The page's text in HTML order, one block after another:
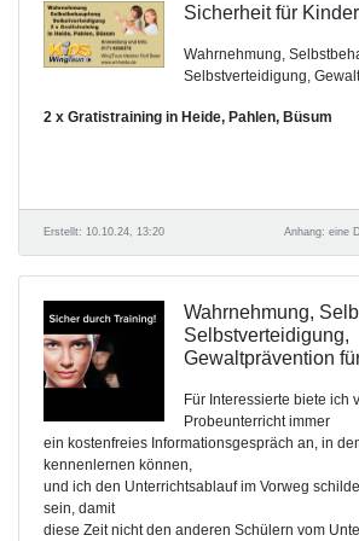
Sicherheit für
Wahrnehmung,
Selbstverteidigung,
2 x Gratistraining in Heide, Pahlen, Büsum
Erstellt: 10.10.24, 13:20 Anhang: eine
Wahrnehmung,
Selbstverteidigung,
Gewaltprävention
Für Interessierte biete ich
Probeunterricht immer
ein kostenfreies Informationsgespräch an, in
kennenlernen können,
und ich den Unterrichtsablauf im Vorweg
sein, damit
diese Zeit nicht den anderen Schülern vom